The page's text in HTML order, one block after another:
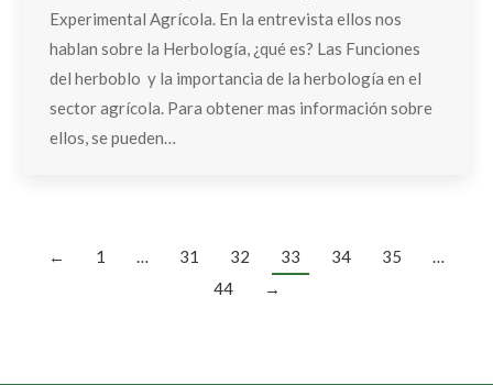
Experimental Agrícola. En la entrevista ellos nos
hablan sobre la Herbología, ¿qué es? Las Funciones
del herboblo y la importancia de la herbología en el
sector agrícola. Para obtener mas información sobre
ellos, se pueden…
← 1 … 31 32 33 34 35
…
44
→